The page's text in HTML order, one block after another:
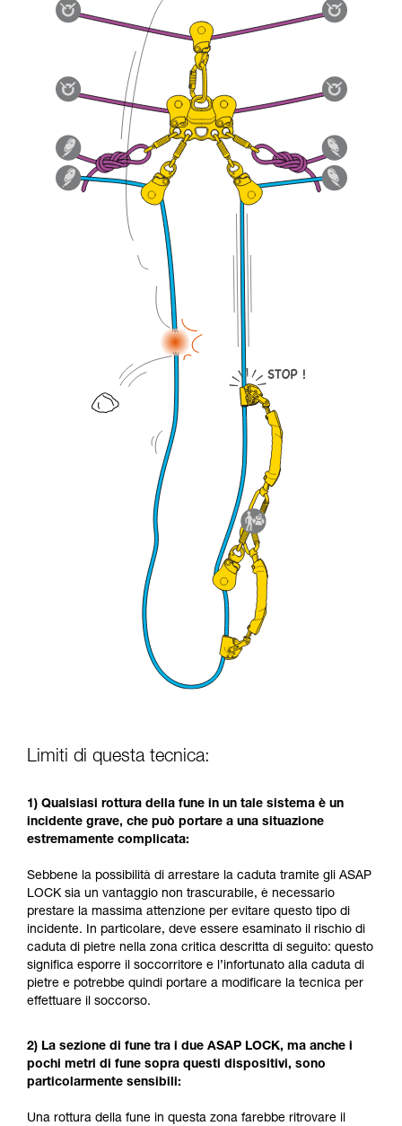
Limiti di questa tecnica:
1) Qualsiasi rottura della fune in un tale sistema è un
incidente grave, che può portare a una situazione
estremamente complicata:
Sebbene la possibilità di arrestare la caduta tramite gli ASAP
LOCK sia un vantaggio non trascurabile, è necessario
prestare la massima attenzione per evitare questo tipo di
incidente. In particolare, deve essere esaminato il rischio di
caduta di pietre nella zona critica descritta di seguito: questo
significa esporre il soccorritore e l’infortunato alla caduta di
pietre e potrebbe quindi portare a modificare la tecnica per
effettuare il soccorso.
2) La sezione di fune tra i due ASAP LOCK, ma anche i
pochi metri di fune sopra questi dispositivi, sono
particolarmente sensibili:
Una rottura della fune in questa zona farebbe ritrovare il